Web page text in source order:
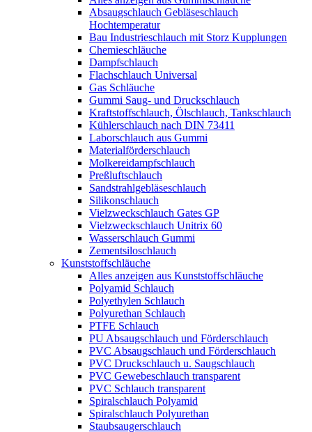
Absaugschlauch Gebläseschlauch
Hochtemperatur
Bau Industrieschlauch mit Storz Kupplungen
Chemieschläuche
Dampfschlauch
Flachschlauch Universal
Gas Schläuche
Gummi Saug- und Druckschlauch
Kraftstoffschlauch, Ölschlauch, Tankschlauch
Kühlerschlauch nach DIN 73411
Laborschlauch aus Gummi
Materialförderschlauch
Molkereidampfschlauch
Preßluftschlauch
Sandstrahlgebläseschlauch
Silikonschlauch
Vielzweckschlauch Gates GP
Vielzweckschlauch Unitrix 60
Wasserschlauch Gummi
Zementsiloschlauch
Kunststoffschläuche
Alles anzeigen aus Kunststoffschläuche
Polyamid Schlauch
Polyethylen Schlauch
Polyurethan Schlauch
PTFE Schlauch
PU Absaugschlauch und Förderschlauch
PVC Absaugschlauch und Förderschlauch
PVC Druckschlauch u. Saugschlauch
PVC Gewebeschlauch transparent
PVC Schlauch transparent
Spiralschlauch Polyamid
Spiralschlauch Polyurethan
Staubsaugerschlauch